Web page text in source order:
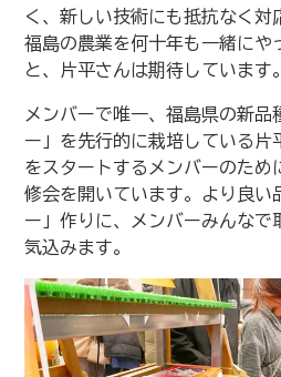
く、新しい技術にも抵抗なく対
福島の農業を何十年も一緒にや
と、片平さんは期待しています。
メンバーで唯一、福島県の新品
ー」を先行的に栽培している片
をスタートするメンバーのため
修会を開いています。より良い
ー」作りに、メンバーみんなで
気込みます。